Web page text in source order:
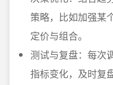
策略，比如加强某
定价与组合。
测试与复盘：每次
指标变化，及时复